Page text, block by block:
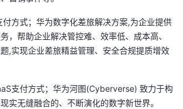
付方式；华为数字化差旅解决方案,为企业提供
，帮助企业解决管控难、效率低、成本高、
,实现企业差旅精益管理、安全合规提质增效
支付方式；华为河图(Cyberverse) 致力于构
实无缝融合的、不断演化的数字新世界。